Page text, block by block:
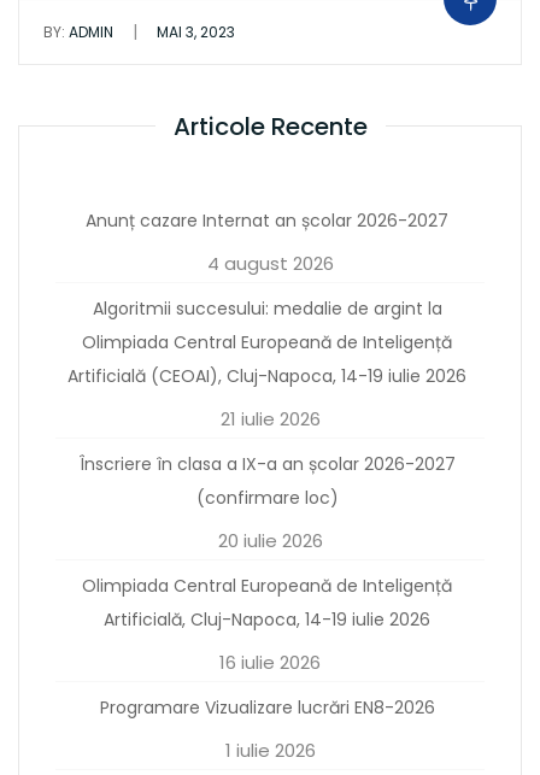
BY: ADMIN | MAI 3, 2023
Articole Recente
Anunț cazare Internat an școlar 2026-2027
4 august 2026
Algoritmii succesului: medalie de argint la
Olimpiada Central Europeană de Inteligență
Artificială (CEOAI), Cluj-Napoca, 14-19 iulie 2026
21 iulie 2026
Înscriere în clasa a IX-a an școlar 2026-2027
(confirmare loc)
20 iulie 2026
Olimpiada Central Europeană de Inteligență
Artificială, Cluj-Napoca, 14-19 iulie 2026
16 iulie 2026
Programare Vizualizare lucrări EN8-2026
1 iulie 2026